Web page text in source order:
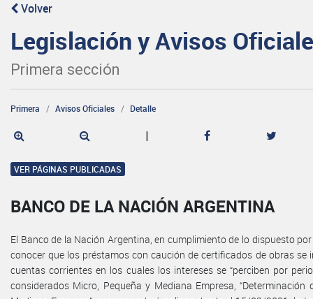
Volver
Legislación y Avisos
Primera sección
Primera Avisos Oficiales Detalle
VER PÁGINAS PUBLICADAS
BANCO DE LA NACIÓN ARGENTINA
El Banco de la Nación Argentina, en cumplimiento de lo dispuesto
conocer que los préstamos con caución de certificados de obras
cuentas corrientes en los cuales los intereses se “perciben por
considerados Micro, Pequeña y Mediana Empresa,